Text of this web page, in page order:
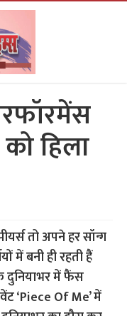
हिला
तो अपने हर सॉन्ग
में बनी ही रहती हैं
दुनियाभर में फैंस
‘Piece Of Me’ में